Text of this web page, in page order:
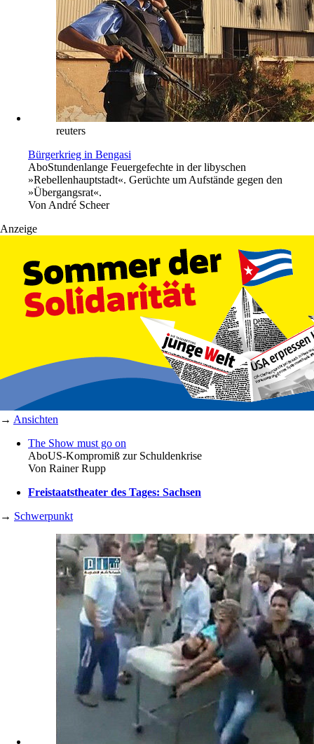
reuters
Bürgerkrieg in Bengasi
AboStundenlange Feuergefechte in der libyschen
»Rebellenhauptstadt«. Gerüchte um Aufstände gegen den
»Übergangsrat«.
Von André Scheer
Anzeige
→ Ansichten
The Show must go on
AboUS-Kompromiß zur Schuldenkrise
Von Rainer Rupp
Freistaatstheater des Tages: Sachsen
→ Schwerpunkt